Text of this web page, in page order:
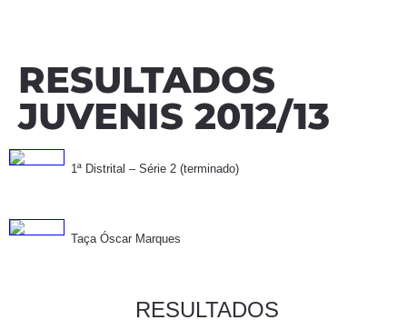
RESULTADOS
JUVENIS 2012/13
1ª Distrital – Série 2 (terminado)
Taça Óscar Marques
RESULTADOS